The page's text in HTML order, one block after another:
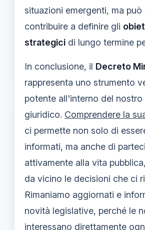
situazioni emergenti, ma può
contribuire a definire gli
strategici di lungo termine
In conclusione, il Decreto
rappresenta uno strumento
potente all'interno del nostro
giuridico. Comprendere la
ci permette non solo di
informati, ma anche di
attivamente alla vita
da vicino le decisioni che ci
Rimaniamo aggiornati e
novità legislative, perché le
interessano direttamente